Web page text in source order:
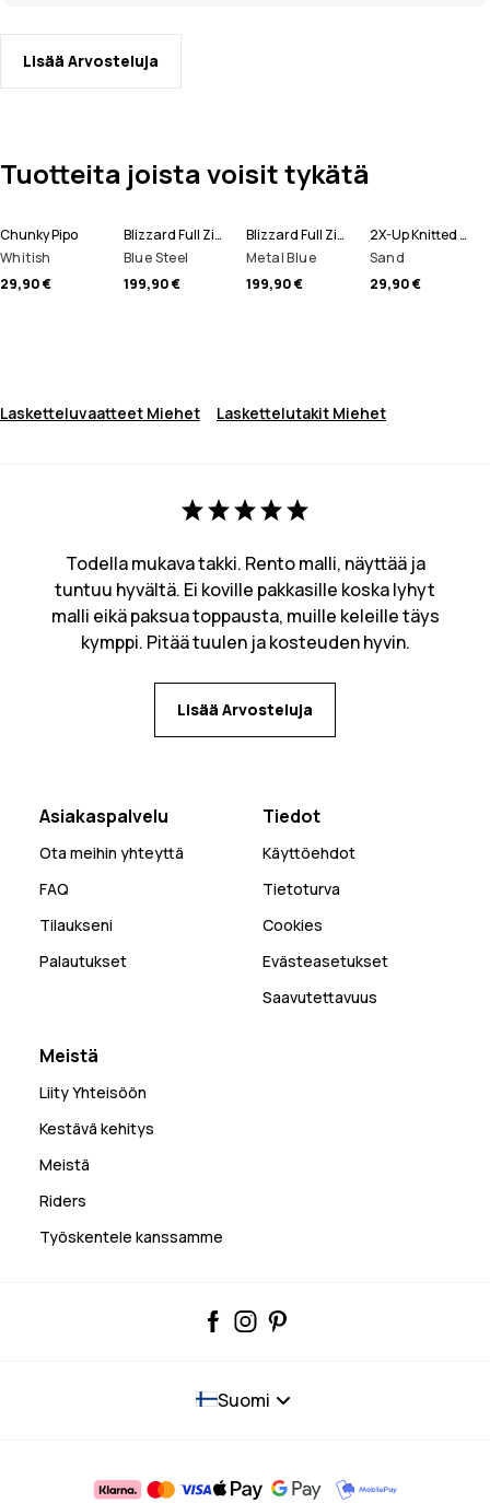
Lisää Arvosteluja
Tuotteita joista voisit tykätä
Chunky Pipo
Whitish
29,90 €
Blizzard Full Zip Lumilautailutakki Miehet
Blue Steel
199,90 €
Blizzard Full Zip Laskettelutakki Miehet
Metal Blue
199,90 €
2X-Up Knitted Tuubihuivi
Sand
29,90 €
Lasketteluvaatteet Miehet Laskettelutakit Miehet
Todella mukava takki. Rento malli, näyttää ja
tuntuu hyvältä. Ei koville pakkasille koska lyhyt
malli eikä paksua toppausta, muille keleille täys
kymppi. Pitää tuulen ja kosteuden hyvin.
Lisää Arvosteluja
Asiakaspalvelu
Ota meihin yhteyttä
FAQ
Tilaukseni
Palautukset
Tiedot
Käyttöehdot
Tietoturva
Cookies
Evästeasetukset
Saavutettavuus
Meistä
Liity Yhteisöön
Kestävä kehitys
Meistä
Riders
Työskentele kanssamme
Suomi